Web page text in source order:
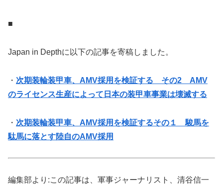
■
Japan in Depthに以下の記事を寄稿しました。
・ 次期装輪装甲車、AMV採用を検証する その2 AMV
のライセンス生産によって日本の装甲車事業は壊滅する
・ 次期装輪装甲車、AMV採用を検証するその１ 駿馬を
駄馬に落とす陸自のAMV採用
編集部より:この記事は、軍事ジャーナリスト、清谷信一